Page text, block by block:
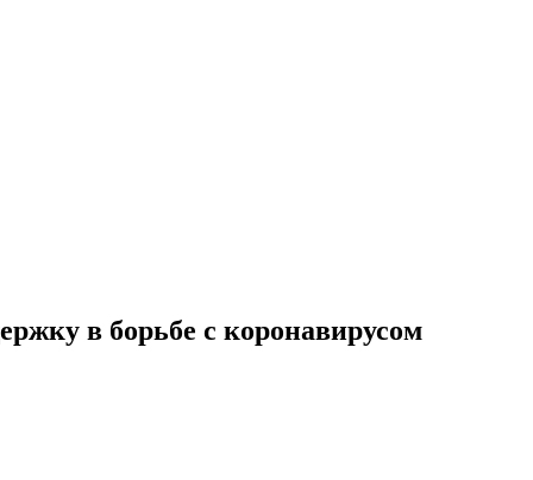
в борьбе с коронавирусом